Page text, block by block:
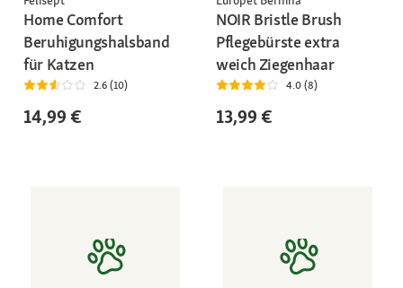
Home Comfort
Beruhigungshalsband
für Katzen
2.6 (10)
14,99 €
NOIR Bristle Brush
Pflegebürste extra
weich Ziegenhaar
4.0 (8)
13,99 €